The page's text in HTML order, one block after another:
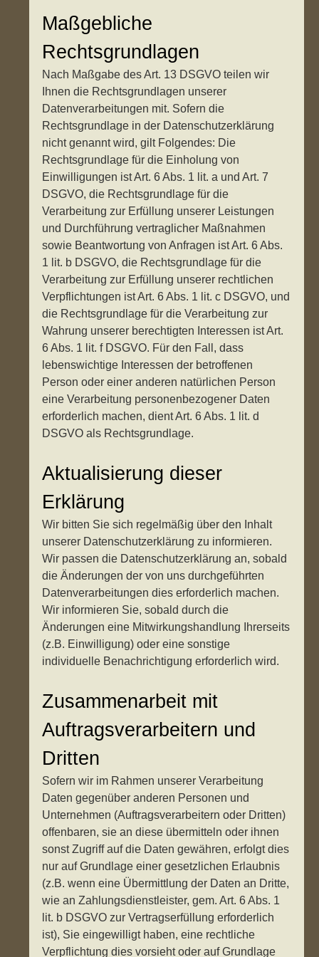
Maßgebliche
Rechtsgrundlagen
Nach Maßgabe des Art. 13 DSGVO teilen wir
Ihnen die Rechtsgrundlagen unserer
Datenverarbeitungen mit. Sofern die
Rechtsgrundlage in der Datenschutzerklärung
nicht genannt wird, gilt Folgendes: Die
Rechtsgrundlage für die Einholung von
Einwilligungen ist Art. 6 Abs. 1 lit. a und Art. 7
DSGVO, die Rechtsgrundlage für die
Verarbeitung zur Erfüllung unserer Leistungen
und Durchführung vertraglicher Maßnahmen
sowie Beantwortung von Anfragen ist Art. 6 Abs.
1 lit. b DSGVO, die Rechtsgrundlage für die
Verarbeitung zur Erfüllung unserer rechtlichen
Verpflichtungen ist Art. 6 Abs. 1 lit. c DSGVO, und
die Rechtsgrundlage für die Verarbeitung zur
Wahrung unserer berechtigten Interessen ist Art.
6 Abs. 1 lit. f DSGVO. Für den Fall, dass
lebenswichtige Interessen der betroffenen
Person oder einer anderen natürlichen Person
eine Verarbeitung personenbezogener Daten
erforderlich machen, dient Art. 6 Abs. 1 lit. d
DSGVO als Rechtsgrundlage.
Aktualisierung dieser
Erklärung
Wir bitten Sie sich regelmäßig über den Inhalt
unserer Datenschutzerklärung zu informieren.
Wir passen die Datenschutzerklärung an, sobald
die Änderungen der von uns durchgeführten
Datenverarbeitungen dies erforderlich machen.
Wir informieren Sie, sobald durch die
Änderungen eine Mitwirkungshandlung Ihrerseits
(z.B. Einwilligung) oder eine sonstige
individuelle Benachrichtigung erforderlich wird.
Zusammenarbeit mit
Auftragsverarbeitern und
Dritten
Sofern wir im Rahmen unserer Verarbeitung
Daten gegenüber anderen Personen und
Unternehmen (Auftragsverarbeitern oder Dritten)
offenbaren, sie an diese übermitteln oder ihnen
sonst Zugriff auf die Daten gewähren, erfolgt dies
nur auf Grundlage einer gesetzlichen Erlaubnis
(z.B. wenn eine Übermittlung der Daten an Dritte,
wie an Zahlungsdienstleister, gem. Art. 6 Abs. 1
lit. b DSGVO zur Vertragserfüllung erforderlich
ist), Sie eingewilligt haben, eine rechtliche
Verpflichtung dies vorsieht oder auf Grundlage